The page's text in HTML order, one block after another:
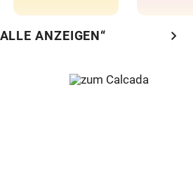
ANZEIGEN“ chevron_right